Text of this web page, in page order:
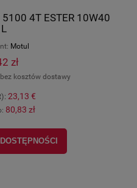
4T ESTER 10W40
Motul
zł
kosztów dostawy
23,13 €
80,83 zł